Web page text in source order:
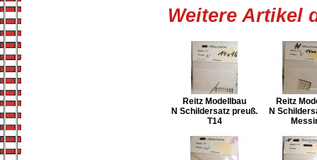
Weitere Artikel
Reitz Modellbau
N Schildersatz preuß.
T14
Reitz
N